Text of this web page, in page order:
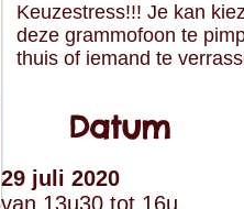
Keuzestress!!! Je kan
deze grammofoon te
thuis of iemand te
Datum
29 juli 2020
van 13u30 tot 16u